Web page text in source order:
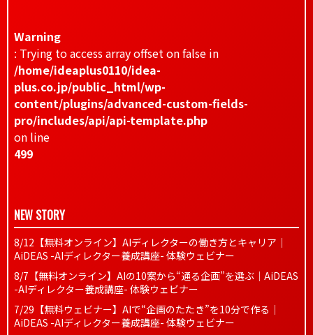
Warning
: Trying to access array offset on false in
/home/ideaplus0110/idea-
plus.co.jp/public_html/wp-
content/plugins/advanced-custom-fields-
pro/includes/api/api-template.php
on line
499
NEW STORY
8/12【無料オンライン】AIディレクターの働き方とキャリア｜
AiDEAS -AIディレクター養成講座- 体験ウェビナー
8/7【無料オンライン】AIの10案から“通る企画”を選ぶ｜AiDEAS
-AIディレクター養成講座- 体験ウェビナー
7/29【無料ウェビナー】AIで“企画のたたき”を10分で作る｜
AiDEAS -AIディレクター養成講座- 体験ウェビナー